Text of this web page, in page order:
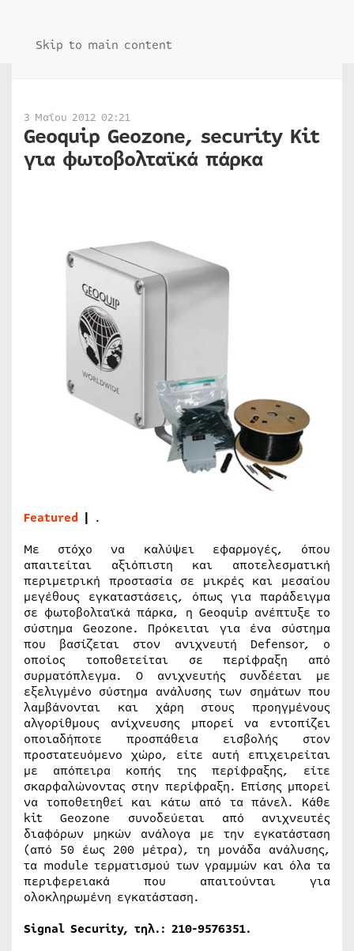
Skip to main content
3 Μαΐου 2012 02:21
Geoquip Geozone, security Κit
για φωτοβολταϊκά πάρκα
Featured | .
Με στόχο να καλύψει εφαρμογές, όπου
απαιτείται αξιόπιστη και αποτελεσματική
περιμετρική προστασία σε μικρές και μεσαίου
μεγέθους εγκαταστάσεις, όπως για παράδειγμα
σε φωτοβολταϊκά πάρκα, η Geoquip ανέπτυξε το
σύστημα Geozone. Πρόκειται για ένα σύστημα
που βασίζεται στον ανιχνευτή Defensor, o
οποίος τοποθετείται σε περίφραξη από
συρματόπλεγμα. Ο ανιχνευτής συνδέεται με
εξελιγμένο σύστημα ανάλυσης των σημάτων που
λαμβάνονται και χάρη στους προηγμένους
αλγορίθμους ανίχνευσης μπορεί να εντοπίζει
οποιαδήποτε προσπάθεια εισβολής στον
προστατευόμενο χώρο, είτε αυτή επιχειρείται
με απόπειρα κοπής της περίφραξης, είτε
σκαρφαλώνοντας στην περίφραξη. Επίσης μπορεί
να τοποθετηθεί και κάτω από τα πάνελ. Κάθε
kit Geozone συνοδεύεται από ανιχνευτές
διαφόρων μηκών ανάλογα με την εγκατάσταση
(από 50 έως 200 μέτρα), τη μονάδα ανάλυσης,
τα module τερματισμού των γραμμών και όλα τα
περιφερειακά που απαιτούνται για
ολοκληρωμένη εγκατάσταση.
Signal Security, τηλ.: 210-9576351.